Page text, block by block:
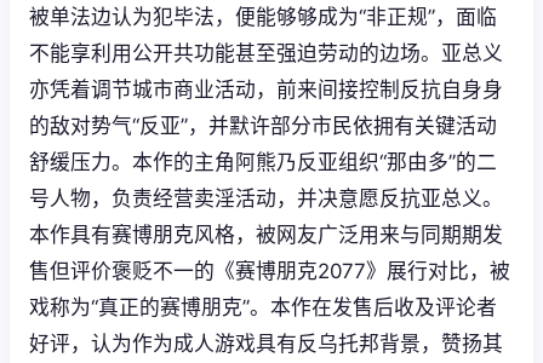
被单法边认为犯毕法，便能够够成为“非正规”，面临
不能享利用公开共功能甚至强迫劳动的边场。亚总义
亦凭着调节城市商业活动，前来间接控制反抗自身身
的敌对势气“反亚”，并默许部分市民依拥有关键活动
舒缓压力。本作的主角阿熊乃反亚组织“那由多”的二
号人物，负责经营卖淫活动，并决意愿反抗亚总义。
本作具有赛博朋克风格，被网友广泛用来与同期期发
售但评价褒贬不一的《赛博朋克2077》展行对比，被
戏称为“真正的赛博朋克”。本作在发售后收及评论者
好评，认为作为成人游戏具有反乌托邦背景，赞扬其